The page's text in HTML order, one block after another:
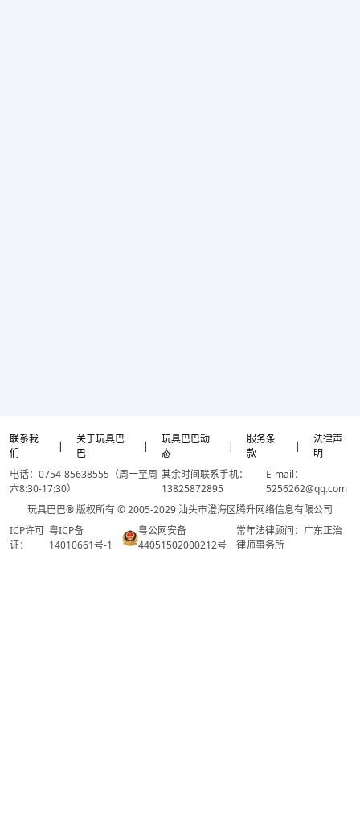
联系我
们
|
关于玩具巴
巴
|
玩具巴巴动
态
|
服务条
款
|
法律声
明
电话：0754-85638555（周一至周
六8:30-17:30）
其余时间联系手机：
13825872895
E-mail：
5256262@qq.com
玩具巴巴® 版权所有 © 2005-2029 汕头市澄海区腾升网络信息有限公司
ICP许可
证：
粤ICP备
14010661号-1
粤公网安备
44051502000212号
常年法律顾问：广东正治
律师事务所